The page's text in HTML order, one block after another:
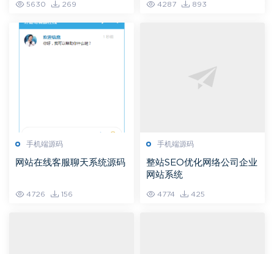
5630 269 4287 893
手机端源码
网站在线客服聊天系统源码
4726 156
手机端源码
整站SEO优化网络公司企业
网站系统
4774 425